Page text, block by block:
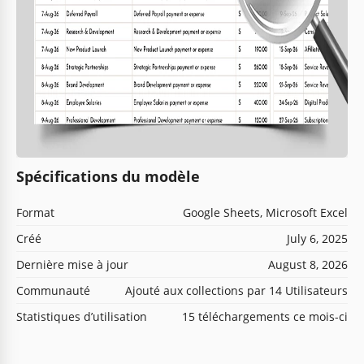
Spécifications du modèle
Format
Google Sheets, Microsoft Excel
Créé
July 6, 2025
Dernière mise à jour
August 8, 2026
Communauté
Ajouté aux collections par 14 Utilisateurs
Statistiques d’utilisation
15 téléchargements ce mois-ci